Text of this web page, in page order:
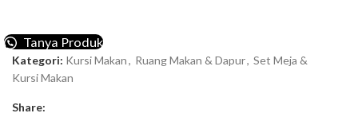
Tanya Produk
Kategori: Kursi Makan, Ruang Makan & Dapur, Set Meja &
Kursi Makan
Share: